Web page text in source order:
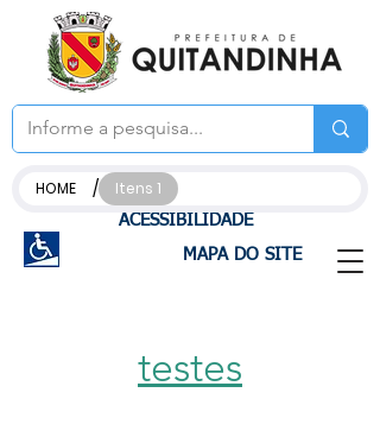
ACESSIBILIDADE
MAPA DO SITE
HOME / Itens 1
testes